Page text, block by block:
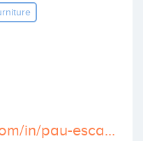
https://www.linkedin.com/in/pau-escarre-25188951/